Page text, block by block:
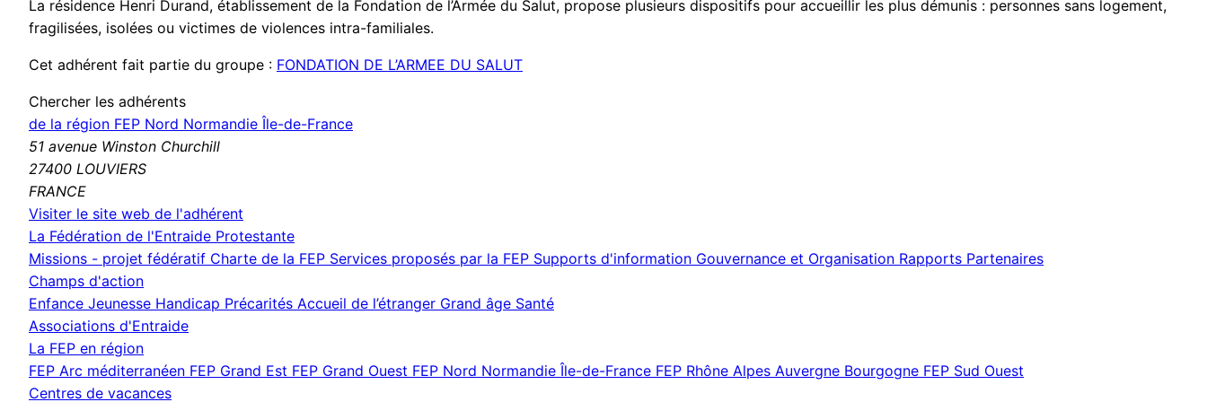
La résidence Henri Durand, établissement de la Fondation de l’Armée du Salut, propose plusieurs dispositifs pour accueillir les plus démunis : personnes sans logement,
fragilisées, isolées ou victimes de violences intra-familiales.
Cet adhérent fait partie du groupe : FONDATION DE L’ARMEE DU SALUT
Chercher les adhérents
de la région FEP Nord Normandie Île-de-France
51 avenue Winston Churchill
27400 LOUVIERS
FRANCE
Visiter le site web de l'adhérent
fenêtre)
La Fédération de l'Entraide Protestante
Missions - projet fédératif Charte de la FEP Services proposés par la FEP Supports d'information Gouvernance et Organisation Rapports Partenaires
Champs d'action
Enfance Jeunesse Handicap Précarités Accueil de l’étranger Grand âge Santé
Associations d'Entraide
La FEP en région
FEP Arc méditerranéen FEP Grand Est FEP Grand Ouest FEP Nord Normandie Île-de-France FEP Rhône Alpes Auvergne Bourgogne FEP Sud Ouest
Centres de vacances